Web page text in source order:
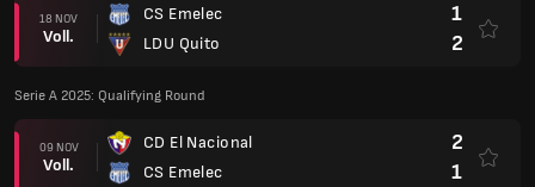
18 NOV
Voll.
CS Emelec
LDU Quito
1
2
Serie A 2025: Qualifying Round
09 NOV
Voll.
CD El Nacional
CS Emelec
2
1